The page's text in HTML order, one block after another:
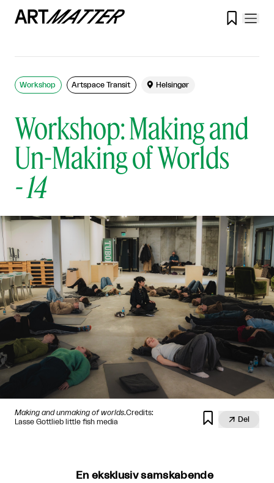

Workshop: Making and
Un-Making of Worlds
-14
Workshop Artspace Transit  Helsingør
Making and unmaking of worlds.Credits:
Lasse Gottlieb little fish media
  Del
En eksklusiv samskabende